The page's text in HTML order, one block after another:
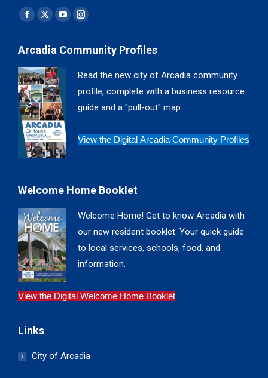
Find us on:
Facebook
opens
in
new
window
X
opens
in
new
window
YouTube
opens
window
Instagram
opens
window
Arcadia Community Profiles
Read the new city of Arcadia community
profile, complete with a business resource
guide and a "pull-out" map.
View the Digital Arcadia Community Profiles
Welcome Home Booklet
Welcome Home! Get to know Arcadia with
our new resident booklet. Your quick guide
to local services, schools, food, and
information.
View the Digital Welcome Home Booklet
Links
City of Arcadia